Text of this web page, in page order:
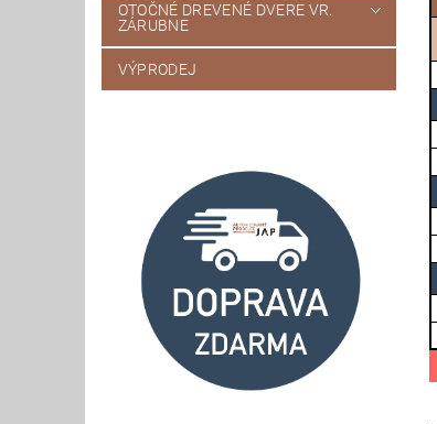
OTOČNÉ DREVENÉ DVERE VR.
ZÁRUBNE
VÝPRODEJ